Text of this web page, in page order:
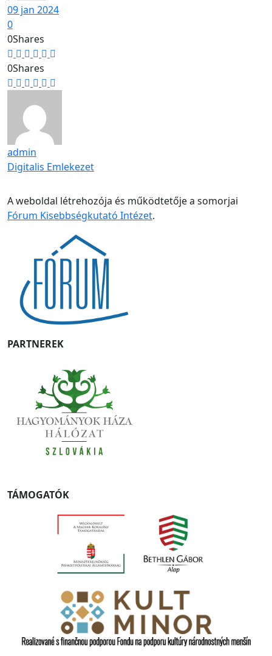
09 jan 2024
0
0Shares
0Shares
admin
Digitalis Emlekezet
A weboldal létrehozója és működtetője a somorjai
Fórum Kisebbségkutató Intézet.
PARTNEREK
TÁMOGATÓK